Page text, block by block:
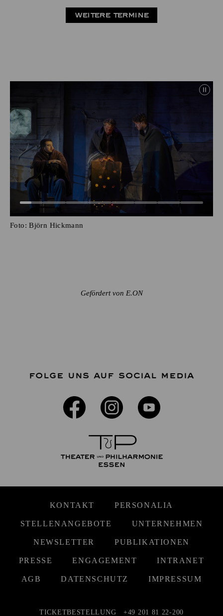
WEITERE TERMINE
Foto: Björn Hickmann
Gefördert von E.ON
FOLGE UNS AUF SOCIAL MEDIA
KONTAKT PERSONALIA
STELLENANGEBOTE UNTERNEHMEN
NEWSLETTER PUBLIKATIONEN
PRESSE ENGAGEMENT INTRANET
AGB DATENSCHUTZ IMPRESSUM
TICKETBESTELLUNG +49 201 81 22-200